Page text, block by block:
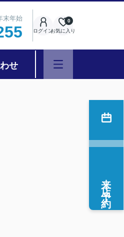
末年始
ログインお気に入り
0
せ
来店予約